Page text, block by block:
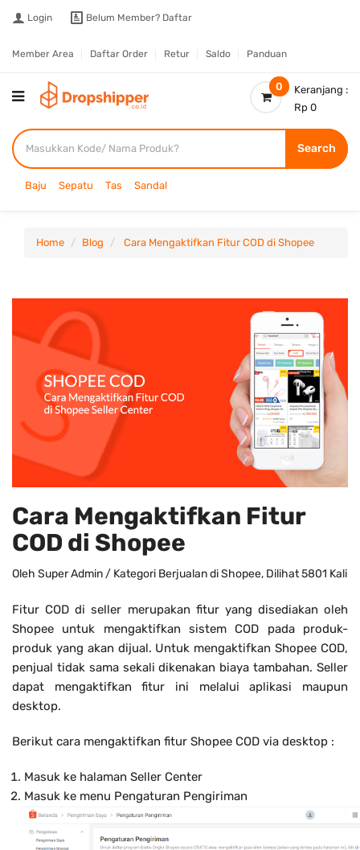
Login Belum Member? Daftar
Member Area Daftar Order Retur Saldo Panduan
0
Keranjang :
Rp 0
Search
Baju Sepatu Tas Sandal
Home Blog Cara Mengaktifkan Fitur COD di Shopee
Cara Mengaktifkan Fitur
COD di Shopee
Oleh Super Admin / Kategori Berjualan di Shopee, Dilihat 5801 Kali
Fitur COD di seller merupakan fitur yang disediakan oleh
Shopee untuk mengaktifkan sistem COD pada produk-
produk yang akan dijual. Untuk mengaktifkan Shopee COD,
penjual tidak sama sekali dikenakan biaya tambahan. Seller
dapat mengaktifkan fitur ini melalui aplikasi maupun
desktop.
Berikut cara mengaktifkan fitur Shopee COD via desktop :
Masuk ke halaman Seller Center
Masuk ke menu Pengaturan Pengiriman